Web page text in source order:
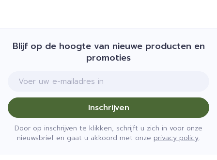
Blijf op de hoogte van nieuwe producten en
promoties
E-mail adres
Inschrijven
Door op inschrijven te klikken, schrijft u zich in voor onze
nieuwsbrief en gaat u akkoord met onze privacy policy.